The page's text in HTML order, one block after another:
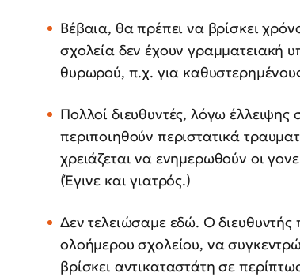
Βέβαια, θα πρέπει να βρίσκει
σχολεία δεν έχουν γραμματειακή
θυρωρού, π.χ. για
Πολλοί διευθυντές, λόγω
περιποιηθούν περιστατικά
χρειάζεται να ενημερωθούν οι
(Έγινε και γιατρός.)
Δεν τελειώσαμε εδώ. Ο διευθυντής
ολοήμερου σχολείου, να
βρίσκει αντικαταστάτη σε